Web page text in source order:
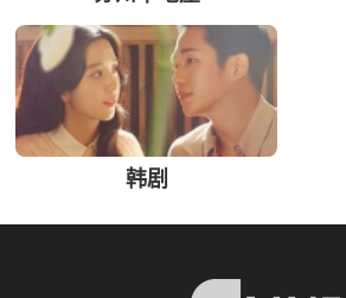
韩剧